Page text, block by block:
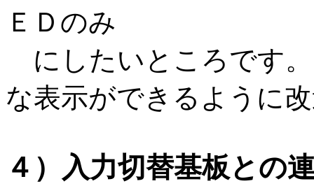
ＥＤのみ
にしたいところです
な表示ができるように
４）入力切替基板との